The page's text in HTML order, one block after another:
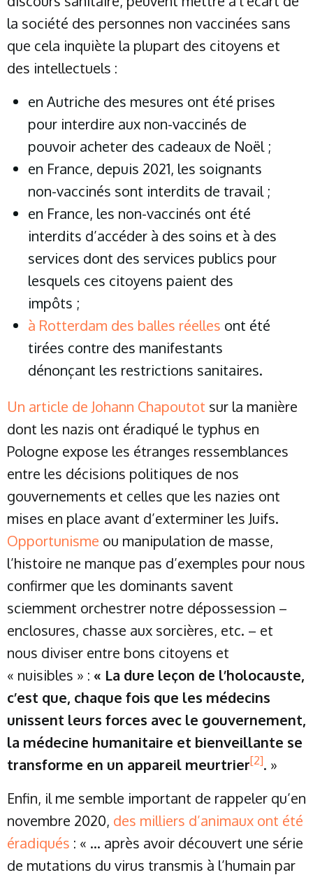
la société des personnes non vaccinées sans
que cela inquiète la plupart des citoyens et
des intellectuels :
en Autriche des mesures ont été prises
pour interdire aux non-vaccinés de
pouvoir acheter des cadeaux de Noël ;
en France, depuis 2021, les soignants
non-vaccinés sont interdits de travail ;
en France, les non-vaccinés ont été
interdits d’accéder à des soins et à des
services dont des services publics pour
lesquels ces citoyens paient des
impôts ;
à Rotterdam des balles réelles ont été
tirées contre des manifestants
dénonçant les restrictions sanitaires.
Un article de Johann Chapoutot sur la manière
dont les nazis ont éradiqué le typhus en
Pologne expose les étranges ressemblances
entre les décisions politiques de nos
gouvernements et celles que les nazies ont
mises en place avant d’exterminer les Juifs.
Opportunisme ou manipulation de masse,
l’histoire ne manque pas d’exemples pour nous
confirmer que les dominants savent
sciemment orchestrer notre dépossession –
enclosures, chasse aux sorcières, etc. – et
nous diviser entre bons citoyens et
« nuisibles » : « La dure leçon de l’holocauste,
c’est que, chaque fois que les médecins
unissent leurs forces avec le gouvernement,
la médecine humanitaire et bienveillante se
transforme en un appareil meurtrier[2]. »
Enfin, il me semble important de rappeler qu’en
novembre 2020, des milliers d’animaux ont été
éradiqués : « … après avoir découvert une série
de mutations du virus transmis à l’humain par